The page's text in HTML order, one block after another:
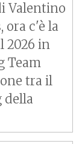
Valentino
ora c'è la
2026 in
Team
tra il
della